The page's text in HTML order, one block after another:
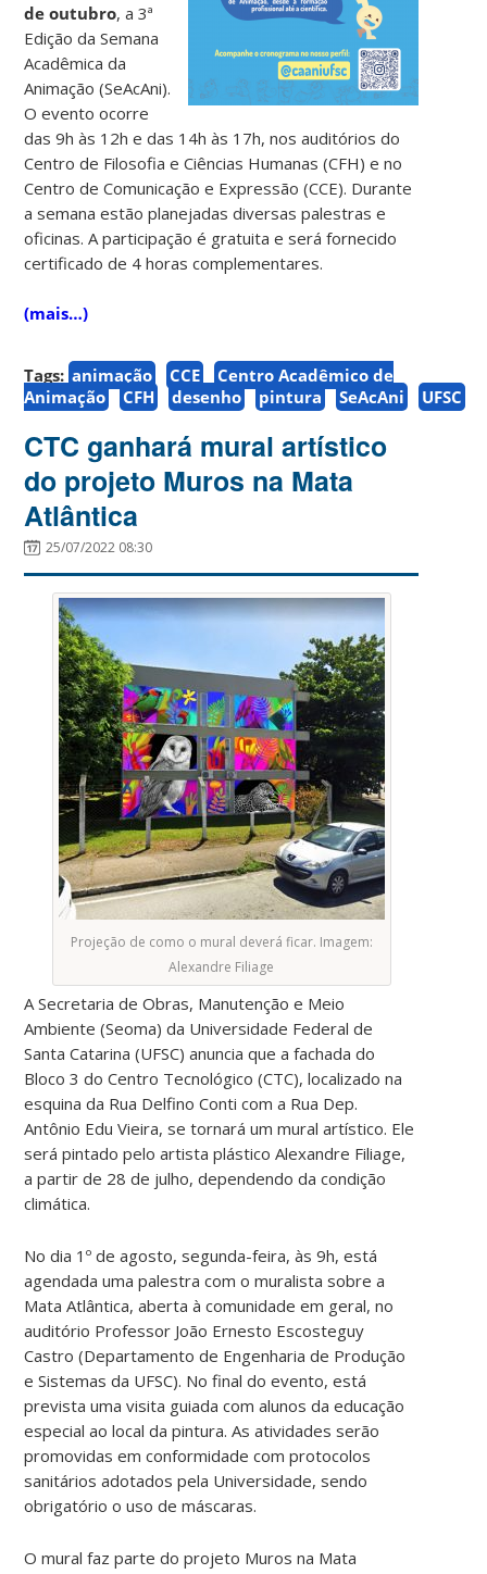
de outubro, a 3ª
Edição da Semana
Acadêmica da
Animação (SeAcAni).
O evento ocorre
das 9h às 12h e das 14h às 17h, nos auditórios do
Centro de Filosofia e Ciências Humanas (CFH) e no
Centro de Comunicação e Expressão (CCE). Durante
a semana estão planejadas diversas palestras e
oficinas. A participação é gratuita e será fornecido
certificado de 4 horas complementares.
(mais…)
Tags: animação CCE
Centro Acadêmico de
Animação
CFH desenho pintura SeAcAni UFSC
CTC ganhará mural artístico
do projeto Muros na Mata
Atlântica
25/07/2022 08:30
Projeção de como o mural deverá ficar. Imagem:
Alexandre Filiage
A Secretaria de Obras, Manutenção e Meio
Ambiente (Seoma) da Universidade Federal de
Santa Catarina (UFSC) anuncia que a fachada do
Bloco 3 do Centro Tecnológico (CTC),localizado na
esquina da Rua Delfino Conti com a Rua Dep.
Antônio Edu Vieira, se tornará um mural artístico. Ele
será pintado pelo artista plástico Alexandre Filiage,
a partir de 28 de julho, dependendo da condição
climática.
No dia 1º de agosto, segunda-feira, às 9h, está
agendada uma palestra com o muralista sobre a
Mata Atlântica, aberta à comunidade em geral, no
auditório Professor João Ernesto Escosteguy
Castro (Departamento de Engenharia de Produção
e Sistemas da UFSC). No final do evento, está
prevista uma visita guiada com alunos da educação
especial ao local da pintura. As atividades serão
promovidas em conformidade com protocolos
sanitários adotados pela Universidade, sendo
obrigatório o uso de máscaras.
O mural faz parte do projeto Muros na Mata